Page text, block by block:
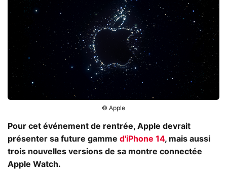
© Apple
Pour cet événement de rentrée, Apple devrait
présenter sa future gamme d'iPhone 14, mais aussi
trois nouvelles versions de sa montre connectée
Apple Watch.